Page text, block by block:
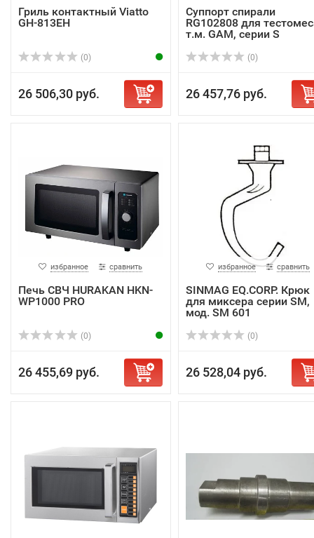
Гриль контактный Viatto
GH-813EH
(0)
26 506,30 руб.
Суппорт спирали
RG102808 для
т.м. GAM, серии S
(0)
26 457,76 руб.
избранное сравнить
Печь СВЧ HURAKAN HKN-
WP1000 PRO
(0)
26 455,69 руб.
избранное сравнить
SINMAG EQ.CORP. Крюк
для миксера серии SM,
мод. SM 601
(0)
26 528,04 руб.